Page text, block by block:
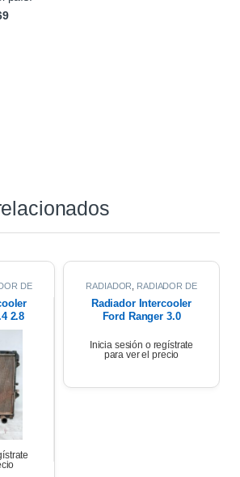
DE
2.8
RADIADOR
RADIADOR DE
Radiador Intercooler
Ford Ranger 3.0
Inicia sesión o regístrate
para ver el precio